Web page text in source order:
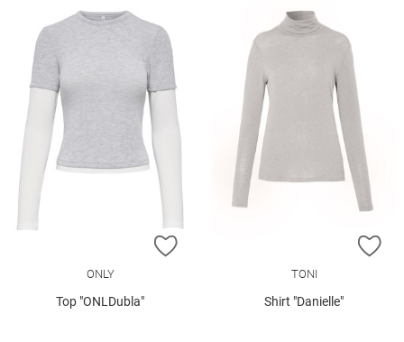
ZUR WUNSCHLISTE HINZUFÜGEN
ONLY
Top "ONLDubla"
TONI
Shirt "Danielle"